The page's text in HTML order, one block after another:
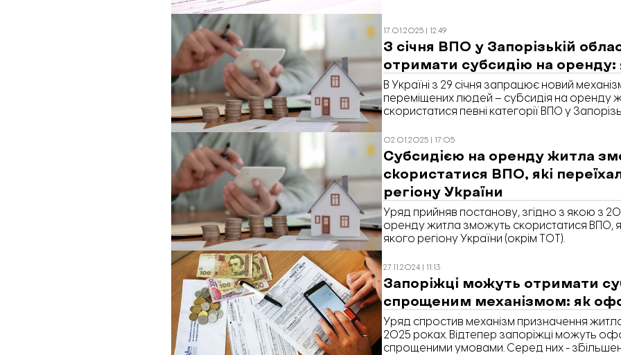
Головного управління Пенсійного фонду
області Вікторія Терещенко, передає
17.01.2025 | 12:49
З січня ВПО у Запорізькій
отримати субсидію на
В Україні з 29 січня запрацює новий
переміщених людей – субсидія на оренду
скористатися певні категорії ВПО у
02.01.2025 | 17:05
Субсидією на оренду житла
скористатися ВПО, які
регіону України
Уряд прийняв постанову, згідно з якою з
оренду житла зможуть скористатися ВПО,
якого регіону України (окрім ТОТ).
27.11.2024 | 11:13
Запоріжці можуть отримати
спрощеним механізмом: як
Уряд спростив механізм призначення
2025 роках. Відтепер запоріжці можуть
спрощеними умовами. Серед них -